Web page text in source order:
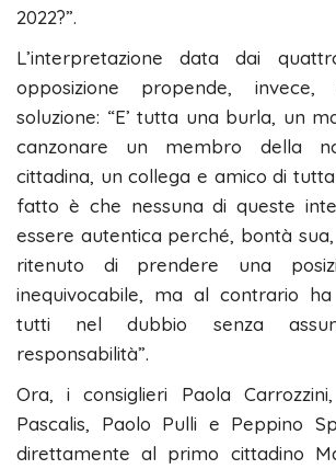
2022?”.
L’interpretazione data dai
opposizione propende, invece,
soluzione: “E’ tutta una burla, un
canzonare un membro della
cittadina, un collega e amico di
fatto è che nessuna di queste
essere autentica perché, bontà
ritenuto di prendere una
inequivocabile, ma al contrario
tutti nel dubbio senza
responsabilità”.
Ora, i consiglieri Paola
Pascalis, Paolo Pulli e Peppino
direttamente al primo cittadino